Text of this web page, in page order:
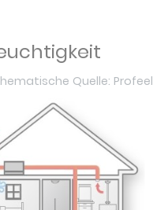
Quelle: Profeel